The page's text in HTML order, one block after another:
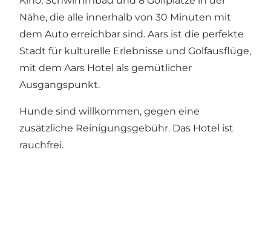
Nähe, die alle innerhalb von 30 Minuten mit
dem Auto erreichbar sind. Aars ist die perfekte
Stadt für kulturelle Erlebnisse und Golfausflüge,
mit dem Aars Hotel als gemütlicher
Ausgangspunkt.
Hunde sind willkommen, gegen eine
zusätzliche Reinigungsgebühr. Das Hotel ist
rauchfrei.